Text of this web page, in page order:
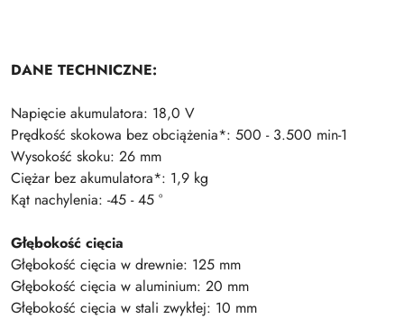
DANE TECHNICZNE:
Napięcie akumulatora: 18,0 V
Prędkość skokowa bez obciążenia*: 500 - 3.500 min-1
Wysokość skoku: 26 mm
Ciężar bez akumulatora*: 1,9 kg
Kąt nachylenia: -45 - 45 °
Głębokość cięcia
Głębokość cięcia w drewnie: 125 mm
Głębokość cięcia w aluminium: 20 mm
Głębokość cięcia w stali zwykłej: 10 mm